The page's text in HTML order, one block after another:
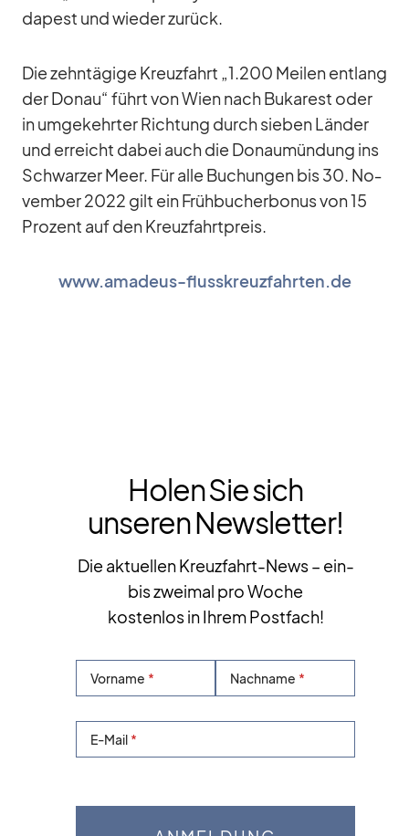
da­pest und wie­der zu­rück.
Die zehn­tä­gige Kreuz­fahrt „1.200 Mei­len ent­lang
der Do­nau“ führt von Wien nach Bu­ka­rest oder
in um­ge­kehr­ter Rich­tung durch sie­ben Län­der
und er­reicht da­bei auch die Do­nau­mün­dung ins
Schwar­zer Meer. Für alle Bu­chun­gen bis 30. No­
vem­ber 2022 gilt ein Früh­bu­cher­bo­nus von 15
Pro­zent auf den Kreuz­fahrt­preis.
www.amadeus-flusskreuzfahrten.de
Holen Sie sich
unseren Newsletter!
Die aktuellen Kreuzfahrt-News – ein-
bis zweimal pro Woche
kostenlos in Ihrem Postfach!
Vorname Nachname
E-Mail